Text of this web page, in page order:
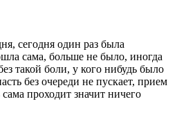
сегодня один раз была
сама, больше не было, иногда
такой боли, у кого нибудь было
без очереди не пускает, прием
проходит значит ничего